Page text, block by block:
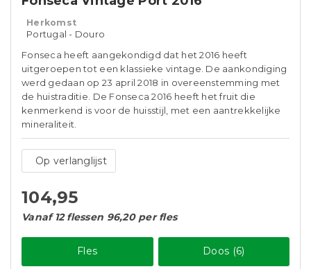
Herkomst
Portugal - Douro
Fonseca heeft aangekondigd dat het 2016 heeft
uitgeroepen tot een klassieke vintage. De aankondiging
werd gedaan op 23 april 2018 in overeenstemming met
de huistraditie. De Fonseca 2016 heeft het fruit die
kenmerkend is voor de huisstijl, met een aantrekkelijke
mineraliteit.
Op verlanglijst
104,95
Vanaf 12 flessen 96,20 per fles
Fles Doos (6)